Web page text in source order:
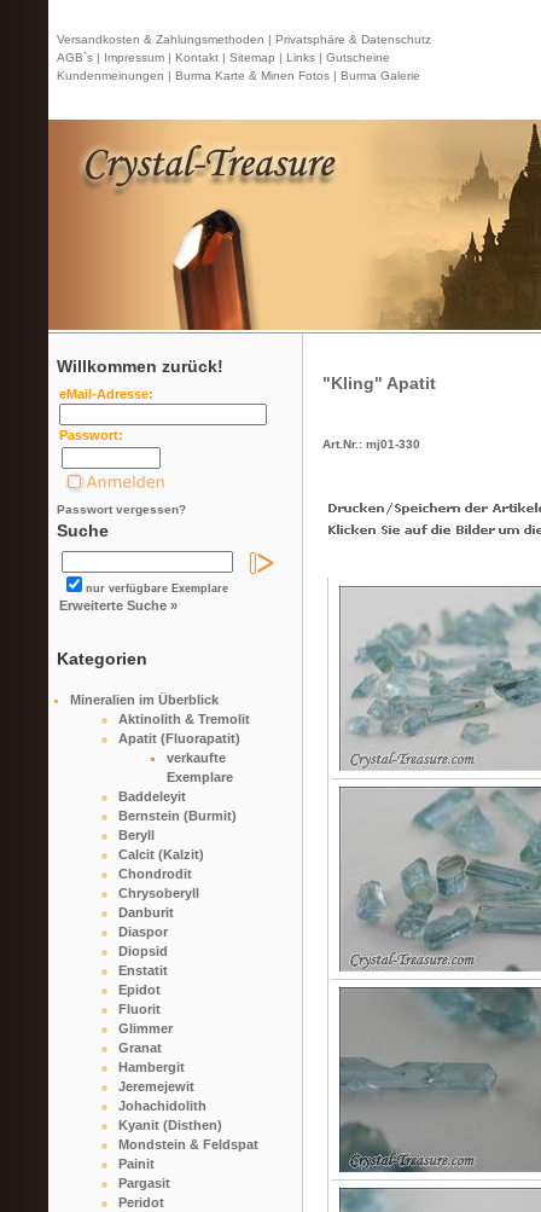
Versandkosten & Zahlungsmethoden | Privatsphäre & Datenschutz
AGB`s | Impressum | Kontakt | Sitemap | Links | Gutscheine
Kundenmeinungen | Burma Karte & Minen Fotos | Burma Galerie
Willkommen zurück!
eMail-Adresse:
Passwort:
Passwort vergessen?
Suche
nur verfügbare Exemplare
Erweiterte Suche »
Kategorien
Mineralien im Überblick
Aktinolith & Tremolit
Apatit (Fluorapatit)
verkaufte
Exemplare
Baddeleyit
Bernstein (Burmit)
Beryll
Calcit (Kalzit)
Chondrodit
Chrysoberyll
Danburit
Diaspor
Diopsid
Enstatit
Epidot
Fluorit
Glimmer
Granat
Hambergit
Jeremejewit
Johachidolith
Kyanit (Disthen)
Mondstein & Feldspat
Painit
Pargasit
Peridot
"Kling" Apatit
Art.Nr.: mj01-330